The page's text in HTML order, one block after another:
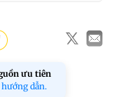
ưu tiên
dẫn.